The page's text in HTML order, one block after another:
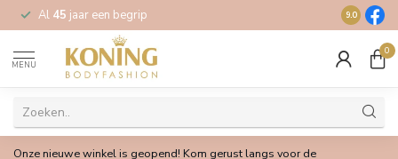
Al 45 jaar een begrip Gratis
9.0
MENU
0
Onze nieuwe winkel is geopend! Kom gerust langs voor de